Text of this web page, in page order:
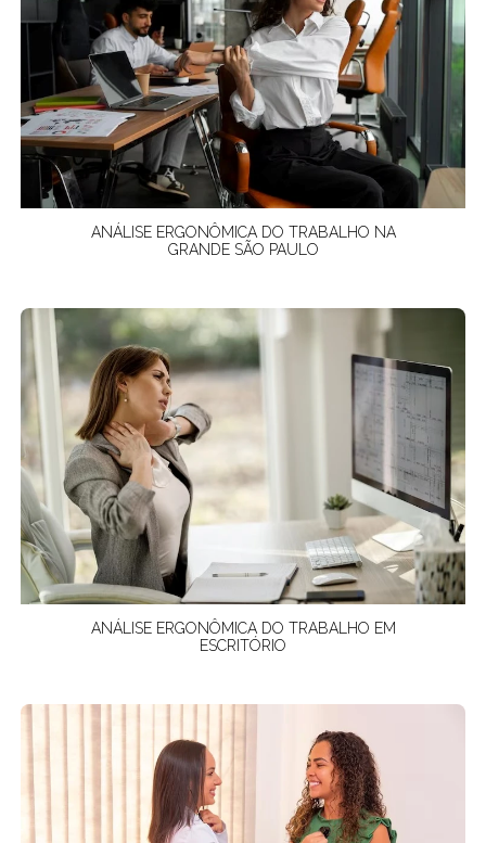
ANÁLISE ERGONÔMICA DO TRABALHO NA
GRANDE SÃO PAULO
ANÁLISE ERGONÔMICA DO TRABALHO EM
ESCRITÓRIO